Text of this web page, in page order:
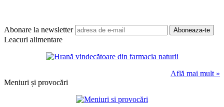
Abonare la newsletter
Leacuri alimentare
Află mai mult »
Meniuri și provocări